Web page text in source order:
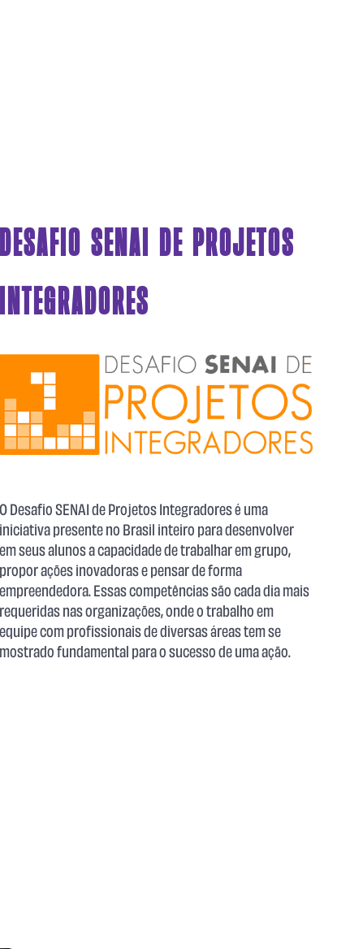
DESAFIO SENAI DE PROJETOS
INTEGRADORES
O Desafio SENAI de Projetos Integradores é uma
iniciativa presente no Brasil inteiro para desenvolver
em seus alunos a capacidade de trabalhar em grupo,
propor ações inovadoras e pensar de forma
empreendedora. Essas competências são cada dia mais
requeridas nas organizações, onde o trabalho em
equipe com profissionais de diversas áreas tem se
mostrado fundamental para o sucesso de uma ação.